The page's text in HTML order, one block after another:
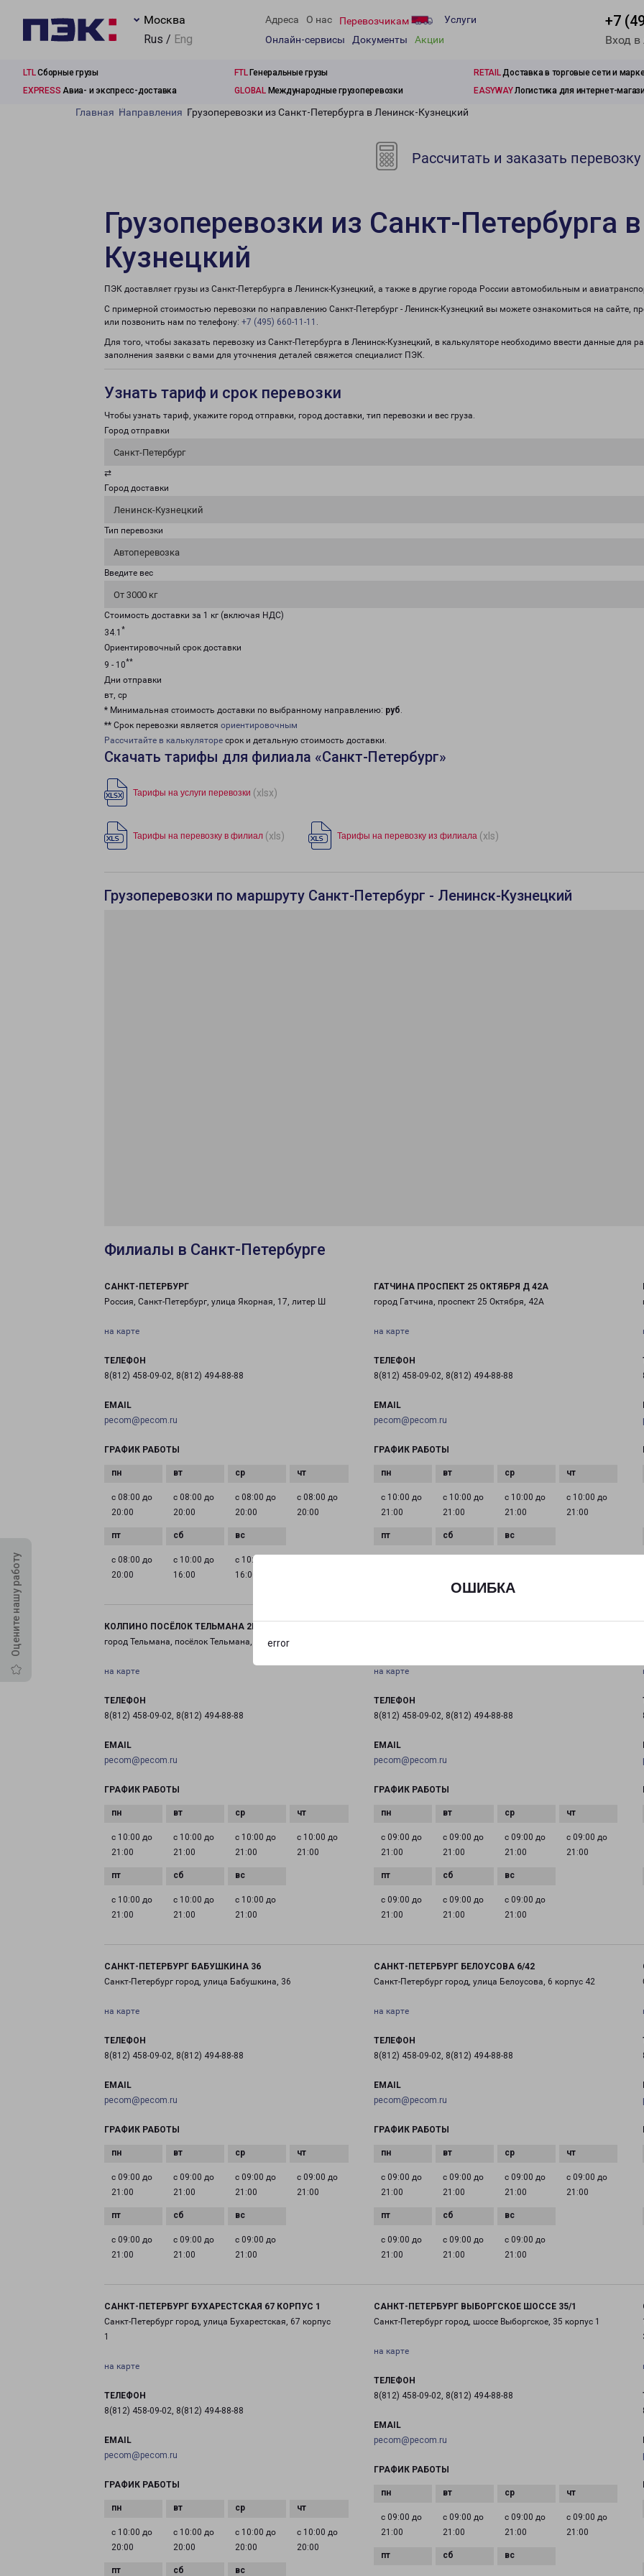
ОШИБКА
error
Москва
Rus / Eng
Адреса О нас Перевозчикам
Услуги
Онлайн-сервисы
Документы Акции
+7
Вход
LTLСборные грузы FTLГенеральные грузы RETAILДоставка в торговые сети и
EXPRESS Авиа- и экспресс-доставка GLOBALМеждународные грузоперевозки EASYWAYЛогистика для интернет-
Оцените нашу работу
Главная Направления Грузоперевозки из Санкт-Петербурга в Ленинск-Кузнецкий
Рассчитать и заказать перевозку
Грузоперевозки из Санкт-Петербурга
Кузнецкий
ПЭК доставляет грузы из Санкт-Петербурга в Ленинск-Кузнецкий, а также в другие города России автомобильным и
С примерной стоимостью перевозки по направлению Санкт-Петербург - Ленинск-Кузнецкий вы можете ознакомиться на сайте,
или позвонить нам по телефону: +7 (495) 660-11-11 .
Для того, чтобы заказать перевозку из Санкт-Петербурга в Ленинск-Кузнецкий, в калькуляторе необходимо ввести данные для
заполнения заявки с вами для уточнения деталей свяжется специалист ПЭК.
Узнать тариф и срок перевозки
Чтобы узнать тариф, укажите город отправки, город доставки, тип перевозки и вес груза.
Город отправки
Санкт-Петербург
⇄
Город доставки
Ленинск-Кузнецкий
Тип перевозки
Автоперевозка
Введите вес
От 3000 кг
Стоимость доставки за 1 кг (включая НДС)
34.1 *
Ориентировочный срок доставки
9 - 10**
Дни отправки
вт, ср
* Минимальная стоимость доставки по выбранному направлению: руб.
** Срок перевозки является ориентировочным
Рассчитайте в калькуляторе срок и детальную стоимость доставки.
Скачать тарифы для филиала «Санкт-Петербург»
Тарифы на услуги перевозки (xlsx)
Тарифы на перевозку в филиал (xls) Тарифы на перевозку из филиала (xls)
Грузоперевозки по маршруту Санкт-Петербург - Ленинск-Кузнецкий
Филиалы в Санкт-Петербурге
САНКТ-ПЕТЕРБУРГ
Россия, Санкт-Петербург, улица Якорная, 17, литер Ш
на карте
ТЕЛЕФОН
8(812) 458-09-02, 8(812) 494-88-88
EMAIL
pecom@pecom.ru
ГРАФИК РАБОТЫ
с 08:00 до
20:00
с 08:00 до
20:00
с 08:00 до
20:00
с 08:00 до
20:00
с 08:00 до
20:00
с 10:00 до
16:00
с 10:00 до
16:00
ГАТЧИНА ПРОСПЕКТ 25 ОКТЯБРЯ Д 42А
город Гатчина, проспект 25 Октября, 42А
на карте
ТЕЛЕФОН
8(812) 458-09-02, 8(812) 494-88-88
EMAIL
pecom@pecom.ru
ГРАФИК РАБОТЫ
с 10:00 до
21:00
с 10:00 до
21:00
с 10:00 до
21:00
с 10:00 до
21:00
КОЛПИНО ПОСЁЛОК ТЕЛЬМАНА 2Б
город Тельмана, посёлок Тельмана, 2Б
на карте
ТЕЛЕФОН
8(812) 458-09-02, 8(812) 494-88-88
EMAIL
pecom@pecom.ru
ГРАФИК РАБОТЫ
с 10:00 до
21:00
с 10:00 до
21:00
с 10:00 до
21:00
с 10:00 до
21:00
с 10:00 до
21:00
с 10:00 до
21:00
с 10:00 до
21:00
на карте
ТЕЛЕФОН
8(812) 458-09-02, 8(812) 494-88-88
EMAIL
pecom@pecom.ru
ГРАФИК РАБОТЫ
с 09:00 до
21:00
с 09:00 до
21:00
с 09:00 до
21:00
с 09:00 до
21:00
с 09:00 до
21:00
с 09:00 до
21:00
с 09:00 до
21:00
САНКТ-ПЕТЕРБУРГ БАБУШКИНА 36
Санкт-Петербург город, улица Бабушкина, 36
на карте
ТЕЛЕФОН
8(812) 458-09-02, 8(812) 494-88-88
EMAIL
pecom@pecom.ru
ГРАФИК РАБОТЫ
с 09:00 до
21:00
с 09:00 до
21:00
с 09:00 до
21:00
с 09:00 до
21:00
с 09:00 до
21:00
с 09:00 до
21:00
с 09:00 до
21:00
САНКТ-ПЕТЕРБУРГ БЕЛОУСОВА 6/42
Санкт-Петербург город, улица Белоусова, 6 корпус 42
на карте
ТЕЛЕФОН
8(812) 458-09-02, 8(812) 494-88-88
EMAIL
pecom@pecom.ru
ГРАФИК РАБОТЫ
с 09:00 до
21:00
с 09:00 до
21:00
с 09:00 до
21:00
с 09:00 до
21:00
с 09:00 до
21:00
с 09:00 до
21:00
с 09:00 до
21:00
САНКТ-ПЕТЕРБУРГ БУХАРЕСТСКАЯ 67 КОРПУС 1
Санкт-Петербург город, улица Бухарестская, 67 корпус
1
на карте
ТЕЛЕФОН
8(812) 458-09-02, 8(812) 494-88-88
EMAIL
pecom@pecom.ru
ГРАФИК РАБОТЫ
с 10:00 до
20:00
с 10:00 до
20:00
с 10:00 до
20:00
с 10:00 до
20:00
САНКТ-ПЕТЕРБУРГ ВЫБОРГСКОЕ ШОССЕ 35/1
Санкт-Петербург город, шоссе Выборгское, 35 корпус 1
на карте
ТЕЛЕФОН
8(812) 458-09-02, 8(812) 494-88-88
EMAIL
pecom@pecom.ru
ГРАФИК РАБОТЫ
с 09:00 до
21:00
с 09:00 до
21:00
с 09:00 до
21:00
с 09:00 до
21:00